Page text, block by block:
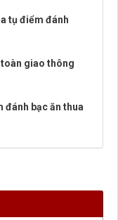
tụ điểm đánh
toàn giao thông
đánh bạc ăn thua